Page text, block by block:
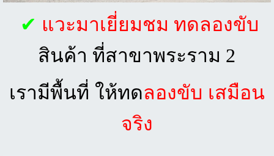
✔ แวะมาเยี่ยมชม ทดลองขับ
สินค้า ที่สาขาพระราม 2
เรามีพื้นที่ ให้ทดลองขับ เสมือน
จริง